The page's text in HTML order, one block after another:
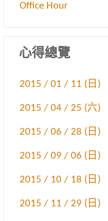
Office Hour
心得總覽
2015 / 01 / 11 (日)
2015 / 04 / 25 (六)
2015 / 06 / 28 (日)
2015 / 09 / 06 (日)
2015 / 10 / 18 (日)
2015 / 11 / 29 (日)